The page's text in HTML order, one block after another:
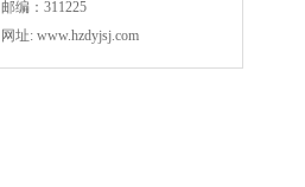
邮编：311225
网址: www.hzdyjsj.com